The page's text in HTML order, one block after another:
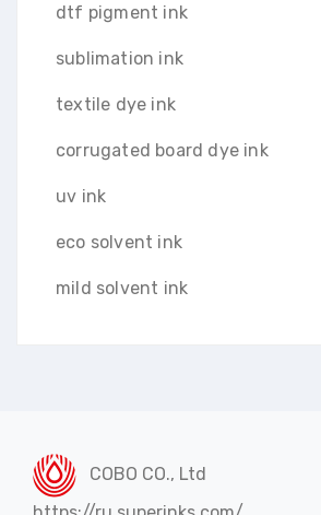
dtf pigment ink
sublimation ink
textile dye ink
corrugated board dye ink
uv ink
eco solvent ink
mild solvent ink
COBO CO., Ltd